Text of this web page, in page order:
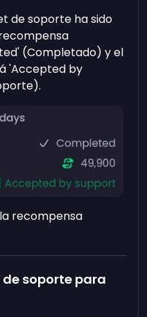
de soporte ha sido
(Completado) y el
'Accepted by
recompensa
soporte para